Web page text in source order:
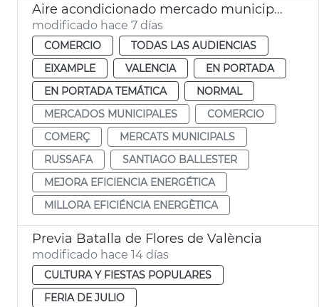
Aire acondicionado mercado municipal Russafa
modificado hace 7 días
COMERCIO
TODAS LAS AUDIENCIAS
EIXAMPLE
VALENCIA
EN PORTADA
EN PORTADA TEMÁTICA
NORMAL
MERCADOS MUNICIPALES
COMERCIO
COMERÇ
MERCATS MUNICIPALS
RUSSAFA
SANTIAGO BALLESTER
MEJORA EFICIENCIA ENERGÉTICA
MILLORA EFICIÉNCIA ENERGÈTICA
Previa Batalla de Flores de València
modificado hace 14 días
CULTURA Y FIESTAS POPULARES
FERIA DE JULIO